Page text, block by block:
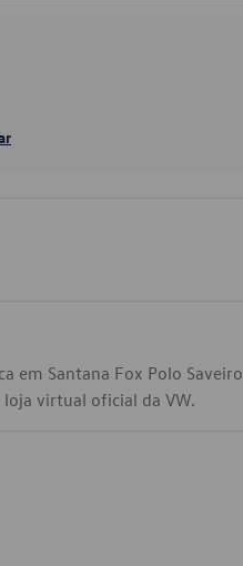
em Santana Fox Polo Saveiro
loja virtual oficial da VW.